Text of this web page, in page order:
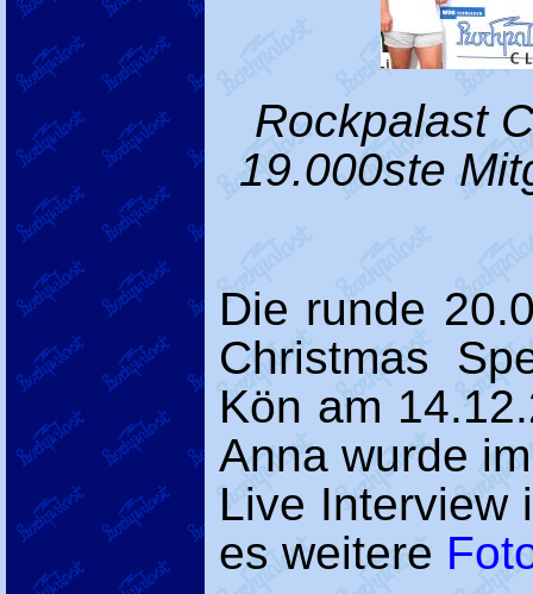
Rockpalast
19.000ste
Die runde
Christmas
Kön am
Anna wurde
Live Interview
es weitere